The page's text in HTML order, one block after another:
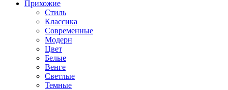
Прихожие
Стиль
Классика
Современные
Модерн
Цвет
Белые
Венге
Светлые
Темные